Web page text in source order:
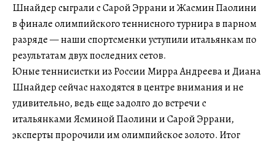
Шнайдер сыграли с Сарой Эррани и Жасмин Паолини
в финале олимпийского теннисного турнира в парном
разряде — наши спортсменки уступили итальянкам по
результатам двух последних сетов.
Юные теннисистки из России Мирра Андреева и Диана
Шнайдер сейчас находятся в центре внимания и не
удивительно, ведь еще задолго до встречи с
итальянками Ясминой Паолини и Сарой Эррани,
эксперты пророчили им олимпийское золото. Итог